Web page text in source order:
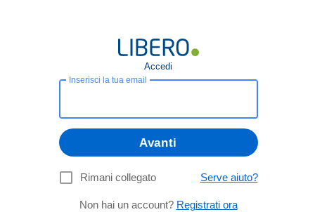
Accedi
Inserisci la tua email
Avanti
Rimani collegato Serve aiuto?
Non hai un account? Registrati ora